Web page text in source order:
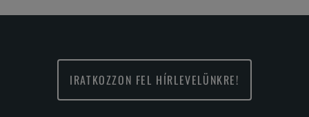
IRATKOZZON FEL HÍRLEVELÜNKRE!